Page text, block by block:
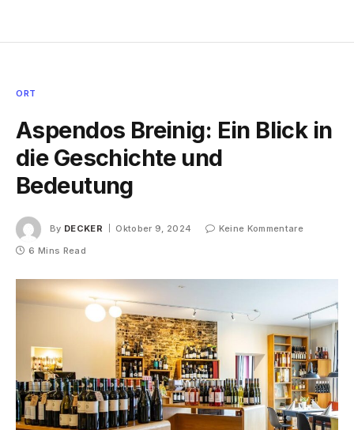
ORT
Aspendos Breinig: Ein Blick in
die Geschichte und
Bedeutung
By DECKER Oktober 9, 2024
Keine Kommentare
6 Mins Read